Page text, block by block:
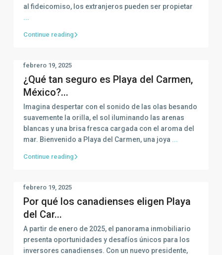
al fideicomiso, los extranjeros pueden ser propietar
...
Continue reading
¿Qué tan seguro es Playa del Carmen,
México?...
febrero 19, 2025
Imagina despertar con el sonido de las olas besando
suavemente la orilla, el sol iluminando las arenas
blancas y una brisa fresca cargada con el aroma del
mar. Bienvenido a Playa del Carmen, una joya ...
Continue reading
Por qué los canadienses eligen Playa
del Car...
febrero 19, 2025
A partir de enero de 2025, el panorama inmobiliario
presenta oportunidades y desafíos únicos para los
inversores canadienses. Con un nuevo presidente,